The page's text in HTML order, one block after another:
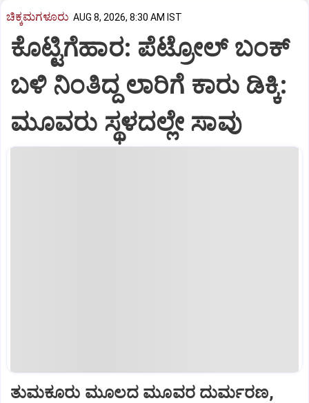
ಚಿಕ್ಕಮಗಳೂರು AUG 8, 2026, 8:30 AM IST
ಕೊಟ್ಟಿಗೆಹಾರ: ಪೆಟ್ರೋಲ್ ಬಂಕ್
ಬಳಿ ನಿಂತಿದ್ದ ಲಾರಿಗೆ ಕಾರು ಡಿಕ್ಕಿ:
ಮೂವರು ಸ್ಥಳದಲ್ಲೇ ಸಾವು
ತುಮಕೂರು ಮೂಲದ ಮೂವರ ದುರ್ಮರಣ,